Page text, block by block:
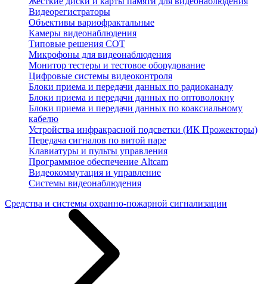
Видеорегистраторы
Объективы вариофрактальные
Камеры видеонаблюдения
Типовые решения СОТ
Микрофоны для видеонаблюдения
Монитор тестеры и тестовое оборудование
Цифровые системы видеоконтроля
Блоки приема и передачи данных по радиоканалу
Блоки приема и передачи данных по оптоволокну
Блоки приема и передачи данных по коаксиальному
кабелю
Устройства инфракрасной подсветки (ИК Прожекторы)
Передача сигналов по витой паре
Клавиатуры и пульты управления
Программное обеспечение Altcam
Видеокоммутация и управление
Системы видеонаблюдения
Средства и системы охранно-пожарной сигнализации